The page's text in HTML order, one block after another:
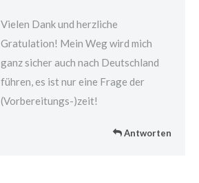
Vielen Dank und herzliche
Gratulation! Mein Weg wird mich
ganz sicher auch nach Deutschland
führen, es ist nur eine Frage der
(Vorbereitungs-)zeit!
Antworten